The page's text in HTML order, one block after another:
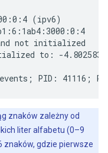
(ipv6)
not initialized
to: -4.802583
znaków zależny od
liter alfabetu (0–9
znaków, gdzie pierwsze